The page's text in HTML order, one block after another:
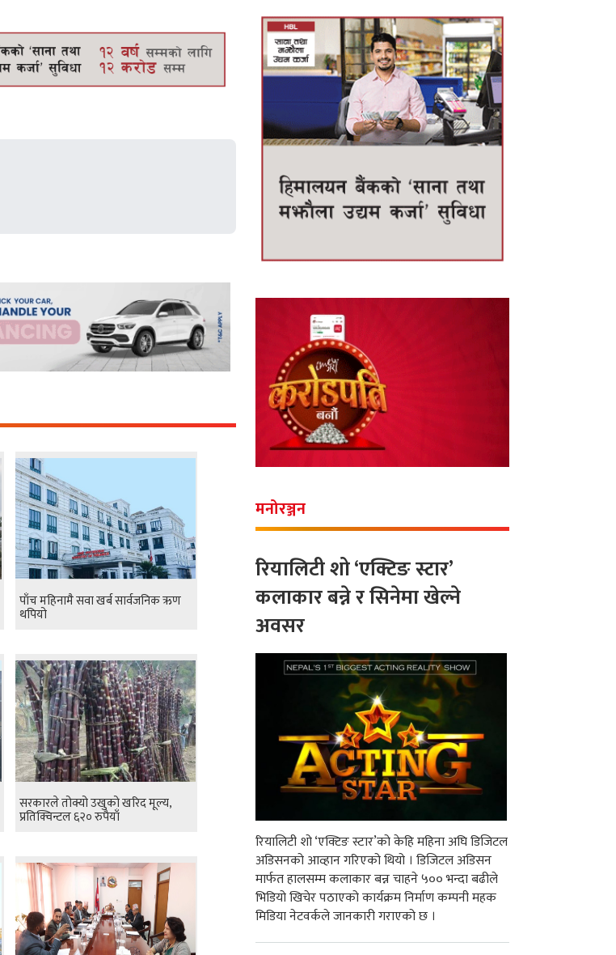
पाँच महिनामै सवा खर्ब सार्वजनिक ऋण
थपियो
सरकारले तोक्यो उखुको खरिद मूल्य,
प्रतिक्विन्टल ६२० रुपैयाँ
मनोरञ्जन
रियालिटी शो ‘एक्टिङ स्टार’
कलाकार बन्ने र सिनेमा खेल्ने
अवसर
रियालिटी शो ‘एक्टिङ स्टार’को केहि महिना अघि डिजिटल
अडिसनको आव्हान गरिएको थियो । डिजिटल अडिसन
मार्फत हालसम्म कलाकार बन्न चाहने ५०० भन्दा बढीले
भिडियो खिचेर पठाएको कार्यक्रम निर्माण कम्पनी महक
मिडिया नेटवर्कले जानकारी गराएको छ ।